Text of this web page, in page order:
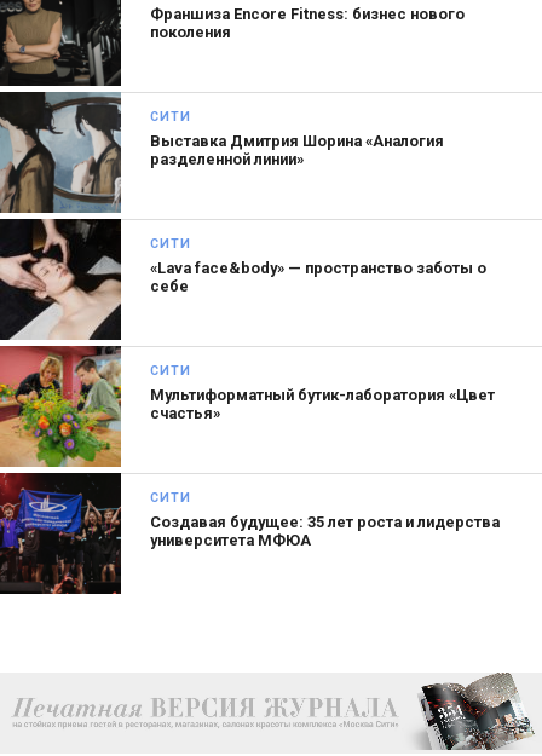
Оставьте заявку на корпоративное обслуживание
на сайте салона или по телефону — Naturel Studio
организуют всё на высшем уровне.
Сайт: салон красоты Naturel Studio
Адрес:Пресненская наб., д. 10, стр. 2 -1 этаж
Телефон: +7 495 150-93-61
Франшиза Encore Fitness: бизнес нового
поколения
СИТИ
Выставка Дмитрия Шорина «Аналогия
разделенной линии»
СИТИ
«Lava face&body» — пространство заботы о
себе
СИТИ
Мультиформатный бутик-лаборатория «Цвет
счастья»
СИТИ
Создавая будущее: 35 лет роста и лидерства
университета МФЮА